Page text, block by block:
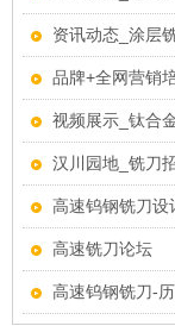
资讯动态_涂层
品牌+全网营销
视频展示_钛合
汉川园地_铣刀
高速钨钢铣刀设
高速铣刀论坛
高速钨钢铣刀-